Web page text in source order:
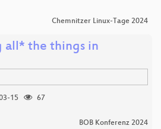
Chemnitzer Linux-Tage 2024
all* the things in
15
67
BOB Konferenz 2024